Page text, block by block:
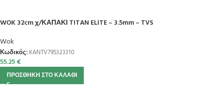
WOK 32cm χ/ΚΑΠΑΚΙ TITAN ELITE – 3.5mm – TVS
Wok
Κωδικός: KANTV795323310
55.25€
ΠΡΟΣΘΉΚΗ ΣΤΟ ΚΑΛΆΘΙ